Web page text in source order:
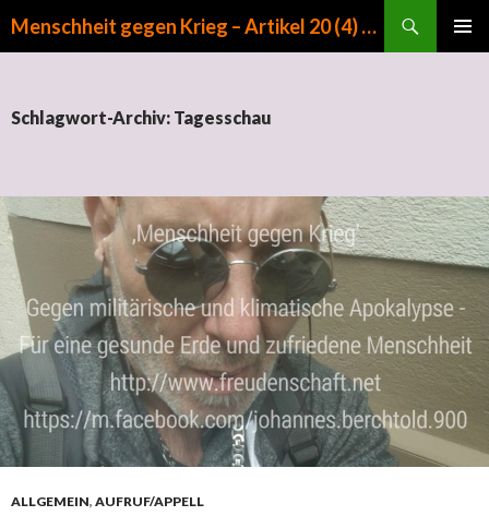
Menschheit gegen Krieg – Artikel 20 (4) GG
Schlagwort-Archiv: Tagesschau
ALLGEMEIN, AUFRUF/APPELL